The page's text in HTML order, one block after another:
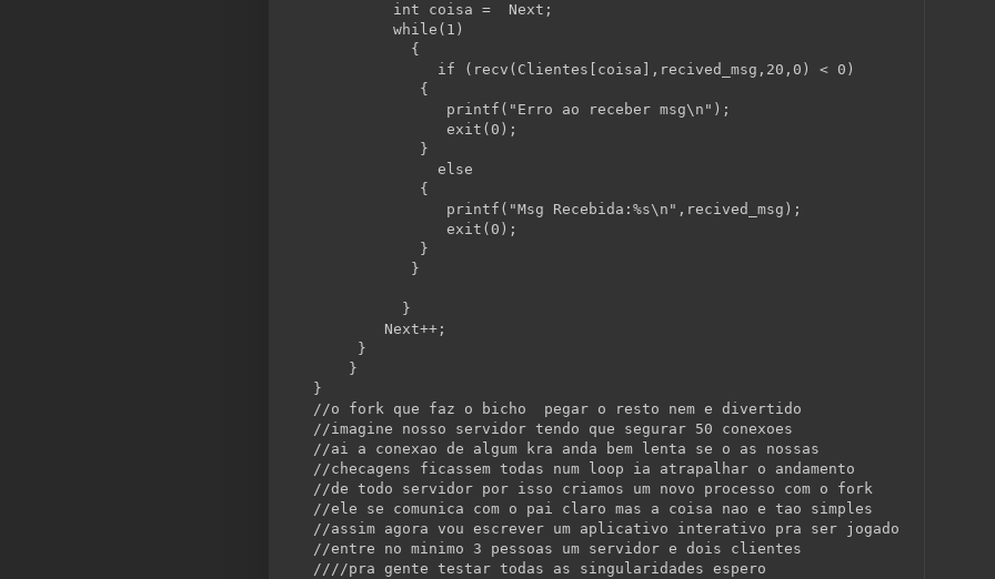
int coisa =  Next;
while (1)
           {
if (recv(Clientes[coisa],recived_msg,20,0) < 0)
            {
               printf(
"Erro ao receber msg\n" );
               exit(0);
            }
else
            {
               printf(
"Msg Recebida:%s\n" ,recived_msg);
               exit(0);
            }
           }
          }
        Next++;
     }
    }
}
//o fork que faz o bicho  pegar o resto nem e divertido
//imagine nosso servidor tendo que segurar 50 conexoes
//ai a conexao de algum kra anda bem lenta se o as nossas
//checagens ficassem todas num loop ia atrapalhar o andamento
//de todo servidor por isso criamos um novo processo com o fork
//ele se comunica com o pai claro mas a coisa nao e tao simples
//assim agora vou escrever um aplicativo interativo pra ser jogado
//entre no minimo 3 pessoas um servidor e dois clientes
////pra gente testar todas as singularidades espero